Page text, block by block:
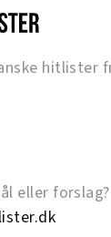
hitlister
eller forslag?